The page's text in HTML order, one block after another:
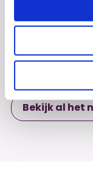
over de stelling:
tracken? Zowel
Bekijk al het